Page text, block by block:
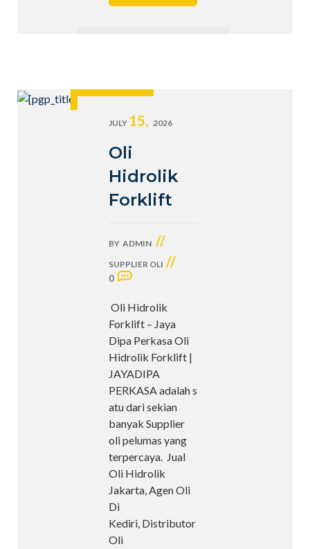
JULY 15, 2026
Oli
Hidrolik
Forklift
BY ADMIN //
SUPPLIER OLI //
0
Oli Hidrolik
Forklift – Jaya
Dipa Perkasa Oli
Hidrolik Forklift |
JAYADIPA
PERKASA adalah s
atu dari sekian
banyak Supplier
oli pelumas yang
terpercaya. Jual
Oli Hidrolik
Jakarta, Agen Oli
Di
Kediri, Distributor
Oli